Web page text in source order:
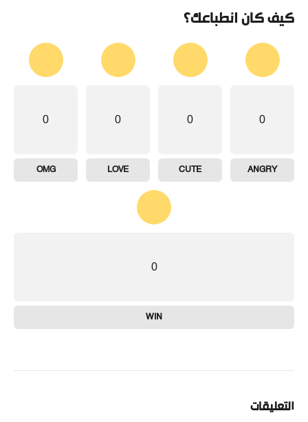
كيف كان انطباعك؟
0
ANGRY
0
CUTE
0
LOVE
0
OMG
0
WIN
التعليقات